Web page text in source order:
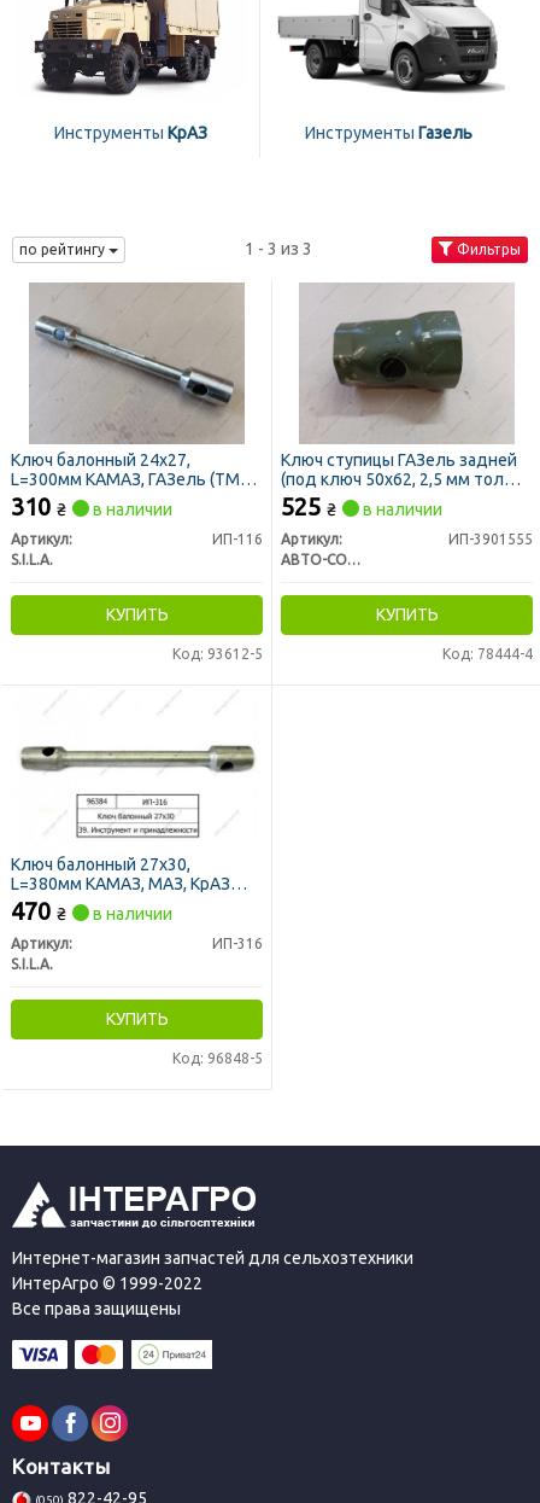
Инструменты КрАЗ Инструменты Газель
по рейтингу 1 - 3 из 3 Фильтры
Ключ балонный 24х27,
L=300мм КАМАЗ, ГАЗель (ТМ
S.I.L.A.)
310 ₴ в наличии
Артикул:
ИП-116
S.I.L.A.
КУПИТЬ
Код: 93612-5
Ключ ступицы ГАЗель задней
(под ключ 50х62, 2,5 мм толщ.
метала, H=90 мм)
525 ₴ в наличии
Артикул:
ИП-3901555
АВТО-СОЮЗ 88
КУПИТЬ
Код: 78444-4
Ключ балонный 27х30,
L=380мм КАМАЗ, МАЗ, КрАЗ
(ТМ S.I.L.A.)
470 ₴ в наличии
Артикул:
ИП-316
S.I.L.A.
КУПИТЬ
Код: 96848-5
Интернет-магазин запчастей для сельхозтехники
ИнтерАгро © 1999-2022
Все права защищены
Контакты
822-42-95